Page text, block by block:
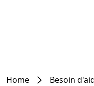
Home Besoin